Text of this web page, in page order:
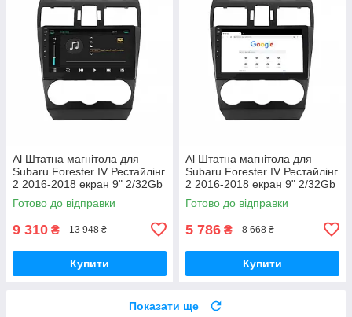
Al Штатна магнітола для
Subaru Forester IV Рестайлінг
2 2016-2018 екран 9" 2/32Gb
4G Wi-Fi GPS Top Android
Готово до відправки
9 310 ₴ 13 948 ₴
Купити
Al Штатна магнітола для
Subaru Forester IV Рестайлінг
2 2016-2018 екран 9" 2/32Gb
Wi-Fi GPS Base Android
Готово до відправки
5 786 ₴ 8 668 ₴
Купити
Показати ще